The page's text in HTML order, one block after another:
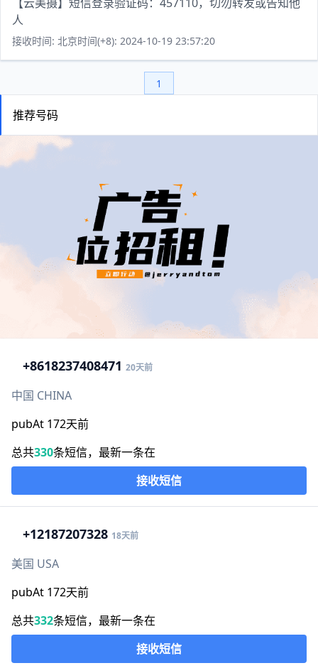
【云美摄】短信登录验证码：457110，切勿转发或告知他
人
接收时间: 北京时间(+8): 2024-10-19 23:57:20
1
推荐号码
+8618237408471 20天前
中国 CHINA
pubAt 172天前
总共330条短信，最新一条在
接收短信
+12187207328 18天前
美国 USA
pubAt 172天前
总共332条短信，最新一条在
接收短信